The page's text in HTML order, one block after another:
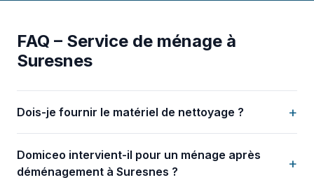
FAQ – Service de ménage à
Suresnes
Dois-je fournir le matériel de nettoyage ? +
Domiceo intervient-il pour un ménage après
déménagement à Suresnes ?
+